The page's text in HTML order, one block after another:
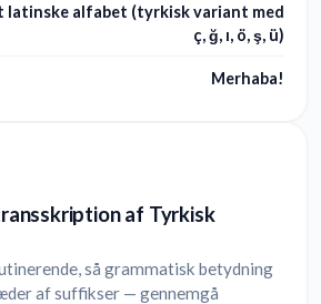
latinske alfabet (tyrkisk variant med
ç, ğ, ı, ö, ş, ü)
Merhaba!
af Tyrkisk
så grammatisk betydning
af suffikser — gennemgå